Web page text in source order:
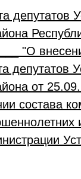
депутатов
"О
депутатов
от
состава